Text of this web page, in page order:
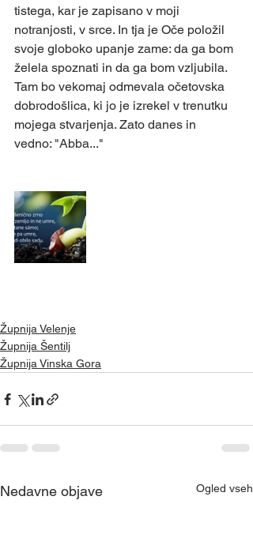
tistega, kar je zapisano v moji
notranjosti, v srce. In tja je Oče položil
svoje globoko upanje zame: da ga bom
želela spoznati in da ga bom vzljubila.
Tam bo vekomaj odmevala očetovska
dobrodošlica, ki jo je izrekel v trenutku
mojega stvarjenja. Zato danes in
vedno: "Abba..."
Župnija Velenje
Župnija Šentilj
Župnija Vinska Gora
Nedavne objave Ogled vseh